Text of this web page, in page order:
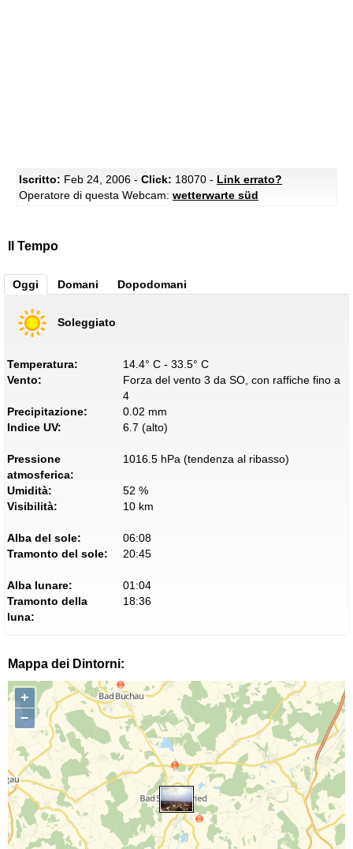
Iscritto: Feb 24, 2006 - Click: 18070 - Link errato?
Operatore di questa Webcam: wetterwarte süd
Il Tempo
Oggi Domani Dopodomani
Soleggiato
Temperatura:
14.4° C - 33.5° C
Vento:
Forza del vento 3 da SO, con raffiche fino a
4
Precipitazione:
0.02 mm
Indice UV:
6.7 (alto)
Pressione
atmosferica:
1016.5 hPa (tendenza al ribasso)
Umidità:
52 %
Visibilità:
10 km
Alba del sole:
06:08
Tramonto del sole:
20:45
Alba lunare:
01:04
Tramonto della
luna:
18:36
Mappa dei Dintorni:
+
−